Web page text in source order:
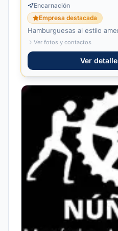
Encarnación
Empresa destacada
Hamburguesas al estilo
Ver fotos y contactos
Ver